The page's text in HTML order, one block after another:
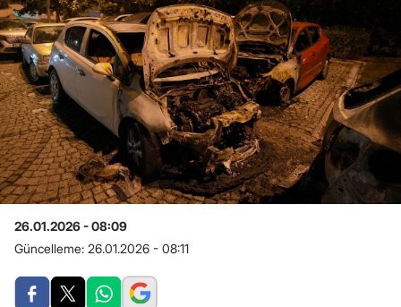
26.01.2026 - 08:09
Güncelleme: 26.01.2026 - 08:11